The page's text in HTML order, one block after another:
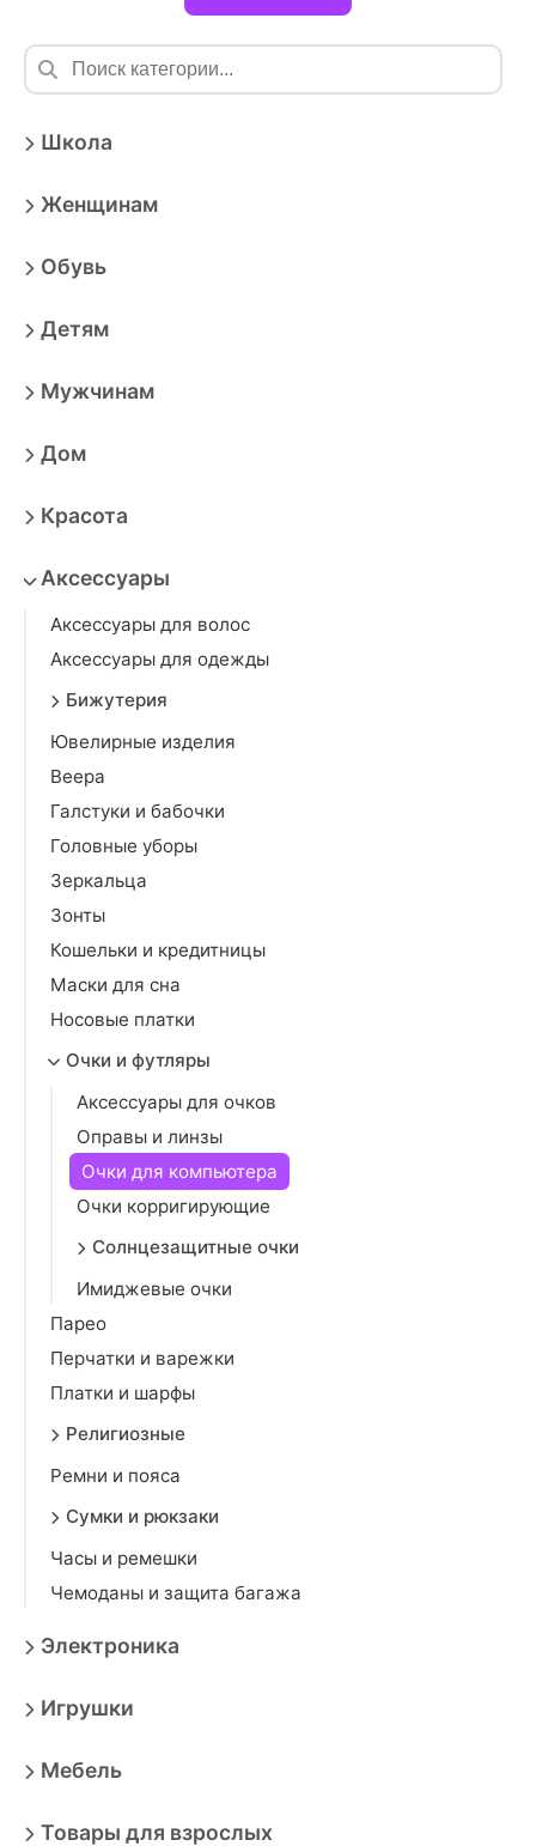
Школа
Женщинам
Обувь
Детям
Мужчинам
Дом
Красота
Аксессуары
Аксессуары для волос
Аксессуары для одежды
Бижутерия
Ювелирные изделия
Веера
Галстуки и бабочки
Головные уборы
Зеркальца
Зонты
Кошельки и кредитницы
Маски для сна
Носовые платки
Очки и футляры
Аксессуары для очков
Оправы и линзы
Очки для компьютера
Очки корригирующие
Солнцезащитные очки
Имиджевые очки
Парео
Перчатки и варежки
Платки и шарфы
Религиозные
Ремни и пояса
Сумки и рюкзаки
Часы и ремешки
Чемоданы и защита багажа
Электроника
Игрушки
Мебель
Товары для взрослых